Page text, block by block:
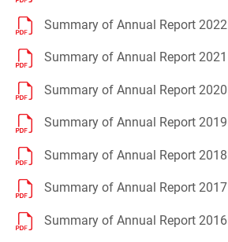
Summary of Annual Report 2022
Summary of Annual Report 2021
Summary of Annual Report 2020
Summary of Annual Report 2019
Summary of Annual Report 2018
Summary of Annual Report 2017
Summary of Annual Report 2016